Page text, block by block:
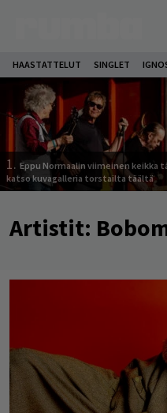
HAASTATTELUT SINGLET
1. Eppu Normaalin viimeinen keikka
katso kuvagalleria torstailta täältä
Artistit: